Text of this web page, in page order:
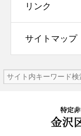
リンク
サイトマップ